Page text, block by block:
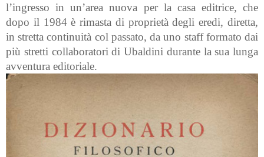
l’ingresso in un’area nuova per la casa editrice, che
dopo il 1984 è rimasta di proprietà degli eredi, diretta,
in stretta continuità col passato, da uno staff formato dai
più stretti collaboratori di Ubaldini durante la sua lunga
avventura editoriale.